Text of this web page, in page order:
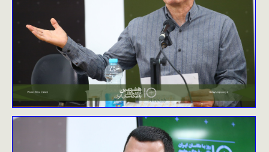
پخش اینترنتی
نظرسنجی
ورود
تماس با ما